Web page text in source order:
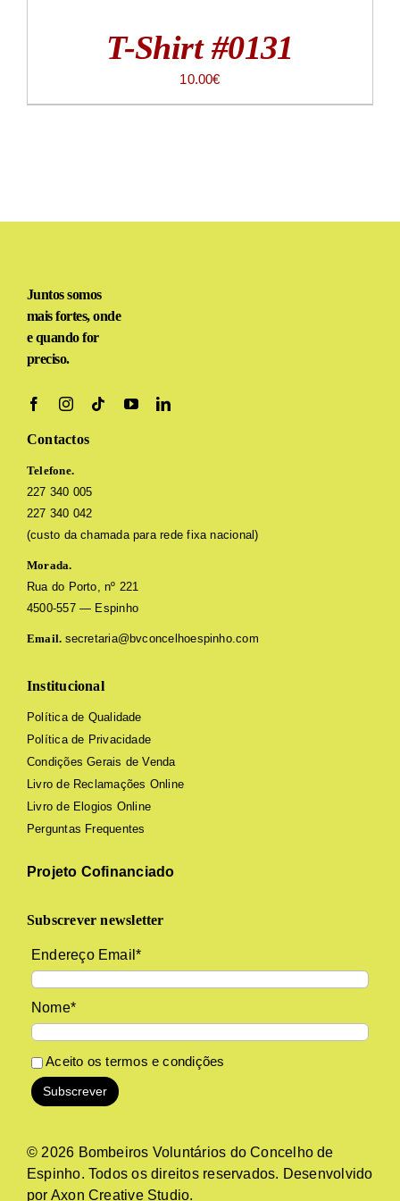
T-Shirt #0131
10.00€
Juntos somos
mais fortes, onde
e quando for
preciso.
Contactos
Telefone.
227 340 005
227 340 042
(custo da chamada para rede fixa nacional)
Morada.
Rua do Porto, nº 221
4500-557 — Espinho
Email. secretaria@bvconcelhoespinho.com
Institucional
Política de Qualidade
Política de Privacidade
Condições Gerais de Venda
Livro de Reclamações Online
Livro de Elogios Online
Perguntas Frequentes
Projeto Cofinanciado
Subscrever newsletter
Endereço Email*
Nome*
Aceito ostermos e condições
© 2026 Bombeiros Voluntários do Concelho de
Espinho. Todos os direitos reservados. Desenvolvido
por Axon Creative Studio.